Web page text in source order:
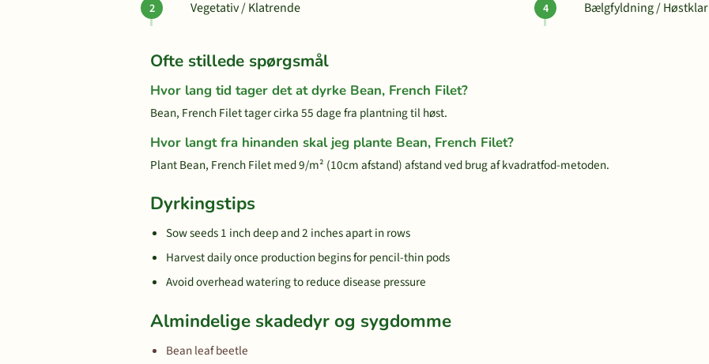
Vegetativ / Klatrende Bælgfyldning / Høstklar
Ofte stillede spørgsmål
Hvor lang tid tager det at dyrke Bean, French Filet?
Bean, French Filet tager cirka 55 dage fra plantning til høst.
Hvor langt fra hinanden skal jeg plante Bean, French Filet?
Plant Bean, French Filet med 9/m² (10cm afstand) afstand ved brug af kvadratfod-metoden.
Dyrkingstips
Sow seeds 1 inch deep and 2 inches apart in rows
Harvest daily once production begins for pencil-thin pods
Avoid overhead watering to reduce disease pressure
Almindelige skadedyr og sygdomme
Bean leaf beetle